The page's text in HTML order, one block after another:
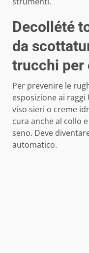
Decollété
da
trucchi per
Per prevenire le
esposizione ai
viso sieri o creme
cura anche al collo
seno. Deve
automatico.